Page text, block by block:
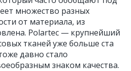
множество разных
от материала, из
Polartec — крупнейший
тканей уже больше ста
давно стало
знаком качества.